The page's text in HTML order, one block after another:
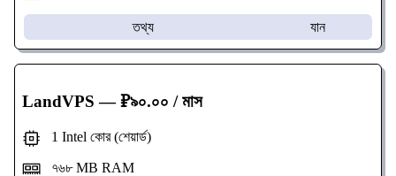
তথ্য যান
LandVPS — ₽৯০.০০ / মাস
1 Intel কোর (শেয়ার্ড)
৭৬৮ MB RAM